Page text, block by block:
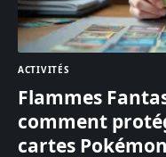
ACTIVITÉS
Flammes
comment
cartes